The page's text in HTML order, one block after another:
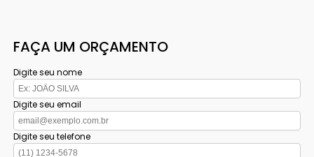
FAÇA UM ORÇAMENTO
Digite seu nome
Digite seu email
Digite seu telefone